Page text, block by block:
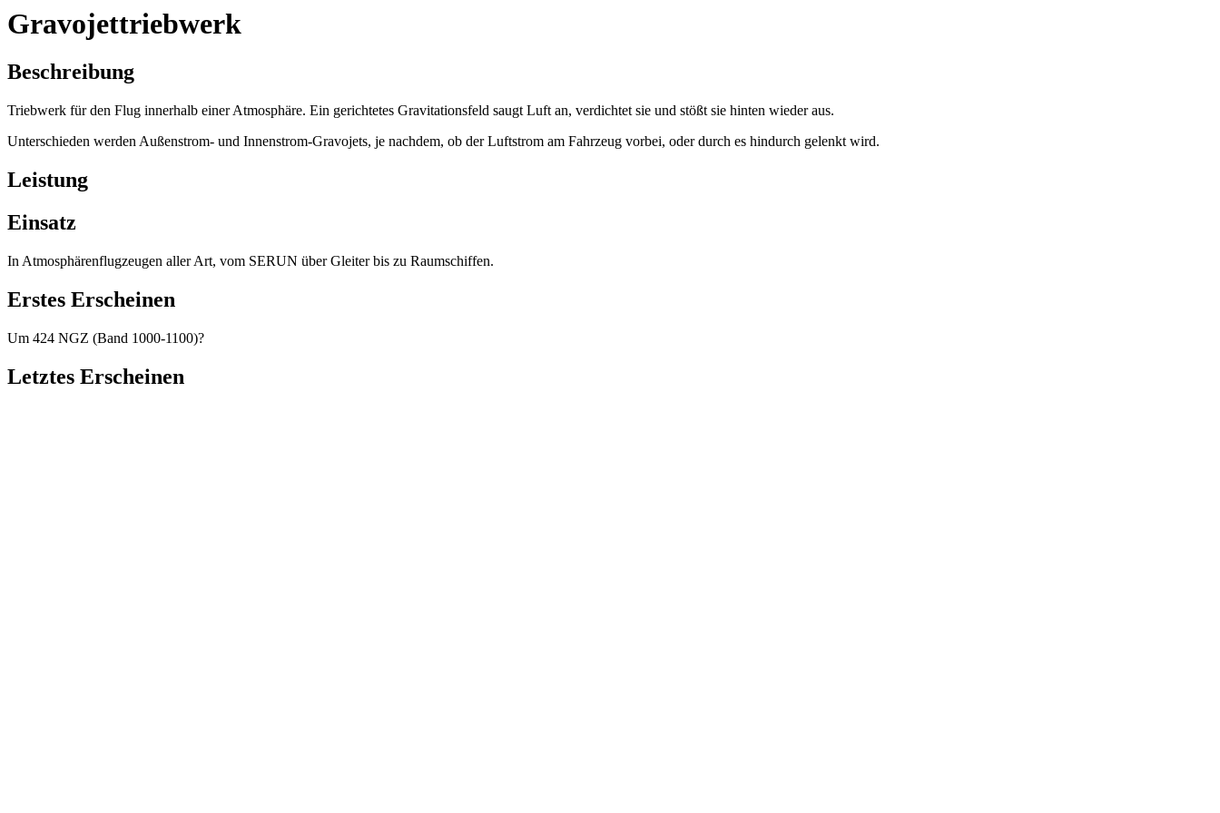
Gravojettriebwerk
Beschreibung
Triebwerk für den Flug innerhalb einer Atmosphäre. Ein gerichtetes Gravitationsfeld saugt Luft an, verdichtet sie und stößt sie hinten wieder aus.
Unterschieden werden Außenstrom- und Innenstrom-Gravojets, je nachdem, ob der Luftstrom am Fahrzeug vorbei, oder durch es hindurch gelenkt wird.
Leistung
Einsatz
In Atmosphärenflugzeugen aller Art, vom SERUN über Gleiter bis zu Raumschiffen.
Erstes Erscheinen
Um 424 NGZ (Band 1000-1100)?
Letztes Erscheinen